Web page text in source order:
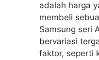
adalah harga
membeli
Samsung seri
bervariasi
faktor, seperti